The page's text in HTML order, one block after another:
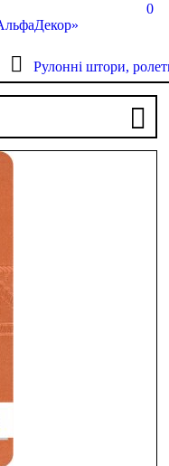
0
Рулонні штори,